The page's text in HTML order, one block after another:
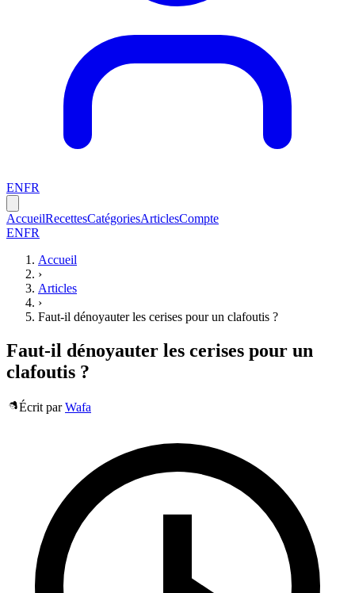
ENFR
AccueilRecettesCatégoriesArticlesCompte
ENFR
Accueil
›
Articles
›
Faut-il dénoyauter les cerises pour un clafoutis ?
Faut-il dénoyauter les cerises pour un
clafoutis ?
Écrit parWafa